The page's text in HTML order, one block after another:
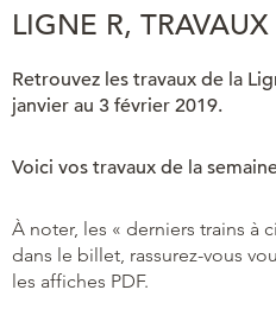
LIGNE R,
Retrouvez les travaux de la
janvier au 3 février 2019.
Voici vos travaux de la
À noter, les « derniers trains à
dans le billet, rassurez-vous
les affiches PDF.